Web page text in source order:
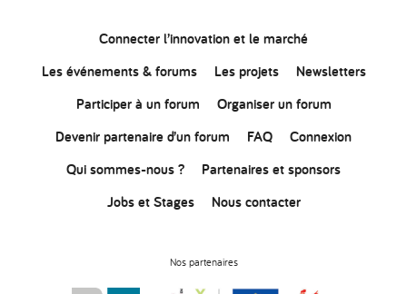
Connecterl’innovationet le marché
Les événements & forums
Les projets
Newsletters
Participer à un forum
Organiser un forum
Devenir partenaire d’un forum
FAQ
Connexion
Qui sommes-nous ?
Partenaires et sponsors
Jobs et Stages
Nous contacter
Nos partenaires